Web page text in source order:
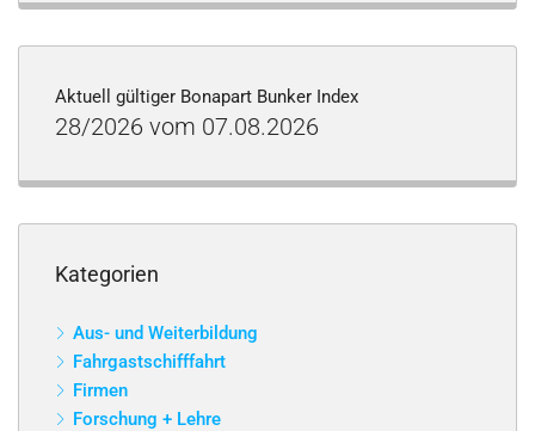
Aktuell gültiger Bonapart Bunker Index
28/2026 vom 07.08.2026
Kategorien
Aus- und Weiterbildung
Fahrgastschifffahrt
Firmen
Forschung + Lehre